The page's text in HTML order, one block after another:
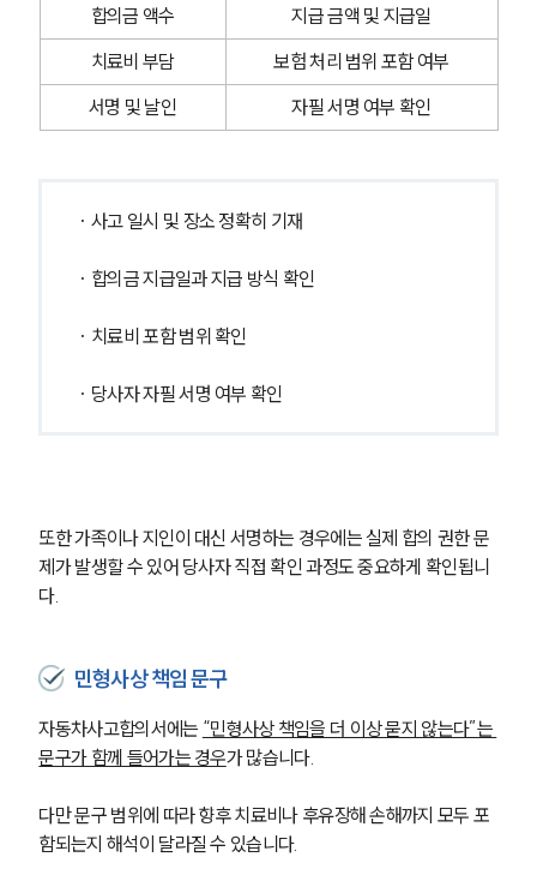
그룹소개
대륜의 강점
합의금 액수
지급 금액 및 지급일
치료비 부담
보험 처리 범위 포함 여부
서명 및 날인
자필 서명 여부 확인
· 사고 일시 및 장소 정확히 기재
· 합의금 지급일과 지급 방식 확인
· 치료비 포함 범위 확인
· 당사자 자필 서명 여부 확인
또한 가족이나 지인이 대신 서명하는 경우에는 실제 합의 권한 문
제가 발생할 수 있어 당사자 직접 확인 과정도 중요하게 확인됩니
다.
민형사상 책임 문구
자동차사고합의서에는 “민형사상 책임을 더 이상 묻지 않는다”는
문구가 함께 들어가는 경우가 많습니다.
다만 문구 범위에 따라 향후 치료비나 후유장해 손해까지 모두 포
함되는지 해석이 달라질 수 있습니다.